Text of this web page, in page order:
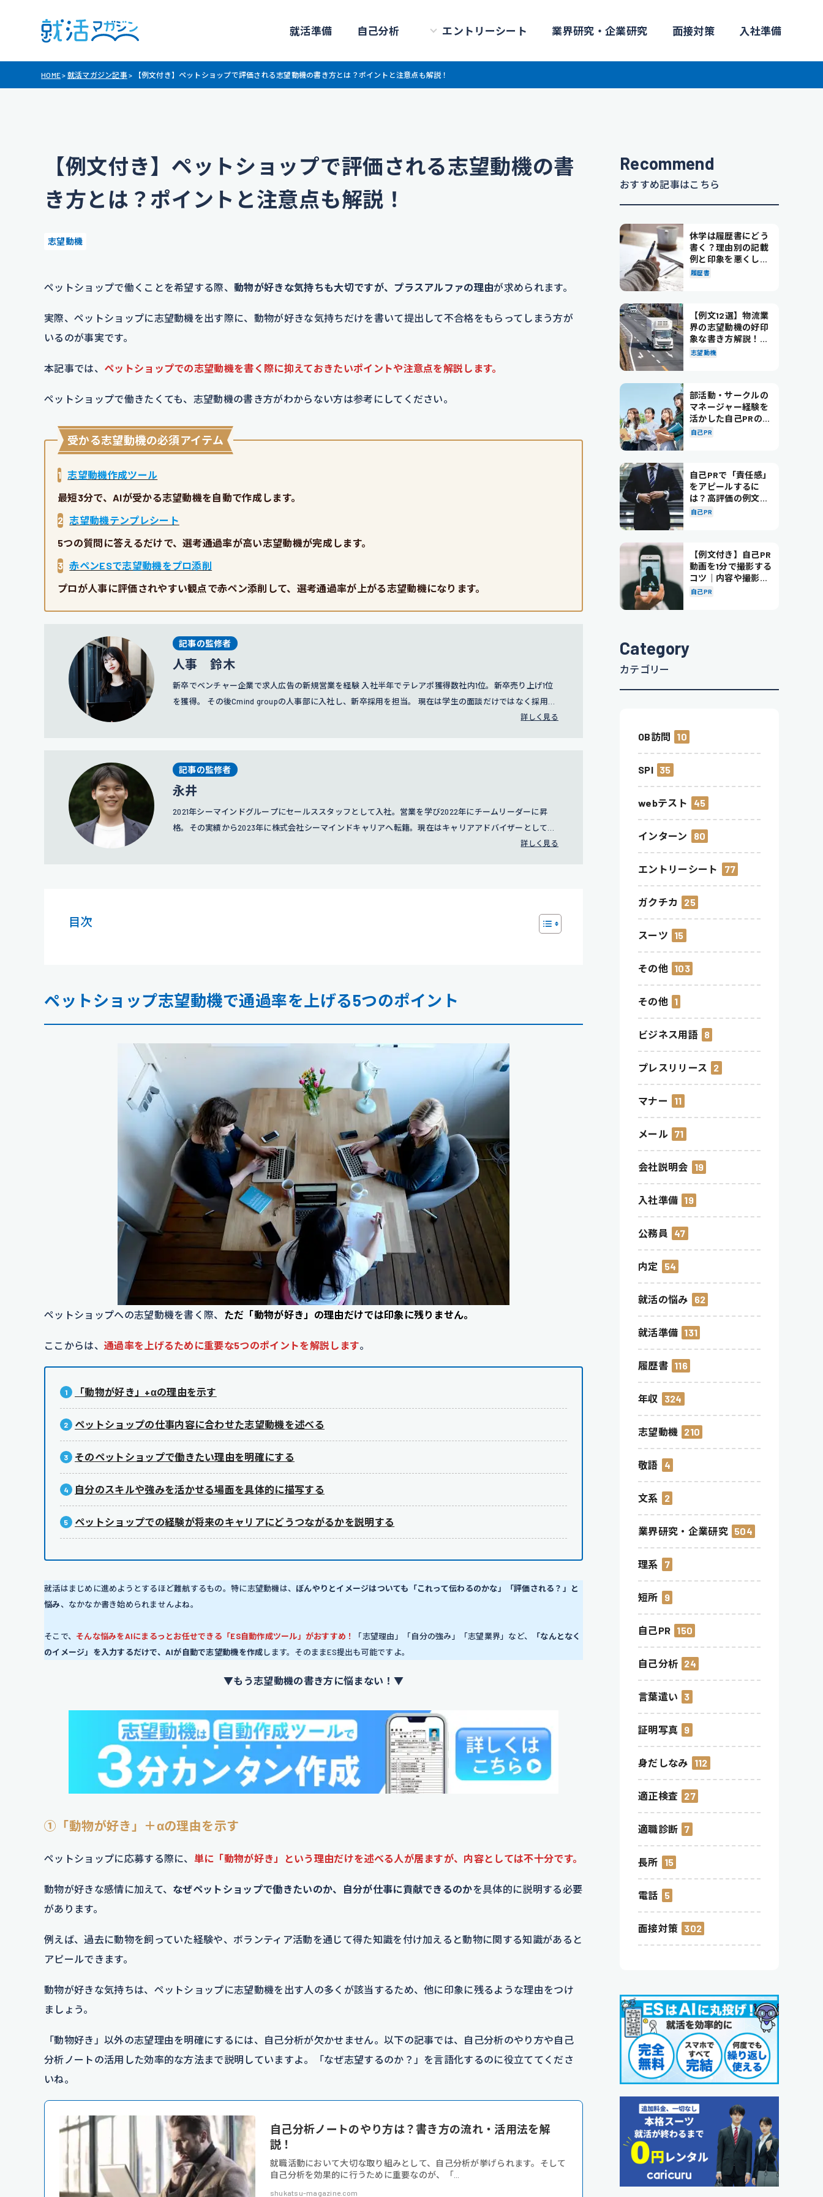
就活準備 自己分析 エントリーシート 業界研究・企業研究 面接対策 入社準備
HOME> 就活マガジン記事 > 【例文付き】ペットショップで評価される志望動機の書き方とは？ポイントと注意点も解説！
【例文付き】ペットショップで評価される志望動機の書
き方とは？ポイントと注意点も解説！
志望動機
ペットショップで働くことを希望する際、動物が好きな気持ちも大切ですが、プラスアルファの理由が求められます。
実際、ペットショップに志望動機を出す際に、動物が好きな気持ちだけを書いて提出して不合格をもらってしまう方が
いるのが事実です。
本記事では、 ペットショップでの志望動機を書く際に抑えておきたいポイントや注意点を解説します。
ペットショップで働きたくても、志望動機の書き方がわからない方は参考にしてください。
受かる志望動機の必須アイテム
1 志望動機作成ツール
最短3分で、AIが受かる志望動機を自動で作成します。
2 志望動機テンプレシート
5つの質問に答えるだけで、選考通過率が高い志望動機が完成します。
3 赤ペンESで志望動機をプロ添削
プロが人事に評価されやすい観点で赤ペン添削して、選考通過率が上がる志望動機になります。
記事の監修者
人事 鈴木
新卒でベンチャー企業で求人広告の新規営業を経験 入社半年でテレアポ獲得数社内1位。新卒売り上げ1位
を獲得。 その後Cmind groupの人事部に入社し、新卒採用を担当。 現在は学生の面談だけではなく採用戦
詳しく見る
記事の監修者
永井
2021年シーマインドグループにセールススタッフとして入社。営業を学び2022年にチームリーダーに昇
格。その実績から2023年に株式会社シーマインドキャリアへ転籍。現在はキャリアアドバイザーとして就
詳しく見る
目次
ペットショップ志望動機で通過率を上げる5つのポイント
ペットショップへの志望動機を書く際、 ただ「動物が好き」の理由だけでは印象に残りません。
ここからは、 通過率を上げるために重要な5つのポイントを解説します。
「動物が好き」+αの理由を示す
ペットショップの仕事内容に合わせた志望動機を述べる
そのペットショップで働きたい理由を明確にする
自分のスキルや強みを活かせる場面を具体的に描写する
ペットショップでの経験が将来のキャリアにどうつながるかを説明する
就活はまじめに進めようとするほど難航するもの。特に志望動機は、 ぼんやりとイメージはついても「これって伝わるのかな」「評価される？」と
悩み、なかなか書き始められませんよね。
そこで、 そんな悩みをAIにまるっとお任せできる「ES自動作成ツール」がおすすめ！ 「志望理由」「自分の強み」「志望業界」など、
「なんとなく
のイメージ」を入力するだけで、AIが自動で志望動機を作成します。そのままES提出も可能ですよ。
▼もう志望動機の書き方に悩まない！▼
①「動物が好き」＋αの理由を示す
ペットショップに応募する際に、 単に「動物が好き」という理由だけを述べる人が居ますが、内容としては不十分です。
動物が好きな感情に加えて、 なぜペットショップで働きたいのか、自分が仕事に貢献できるのかを具体的に説明する必要
があります。
例えば、過去に動物を飼っていた経験や、ボランティア活動を通じて得た知識を付け加えると動物に関する知識があると
アピールできます。
動物が好きな気持ちは、ペットショップに志望動機を出す人の多くが該当するため、他に印象に残るような理由をつけ
ましょう。
「動物好き」以外の志望理由を明確にするには、自己分析が欠かせません。以下の記事では、自己分析のやり方や自己
分析ノートの活用した効率的な方法まで説明していますよ。「なぜ志望するのか？」を言語化するのに役立ててくださ
いね。
自己分析ノートのやり方は？書き方の流れ・活用法を解
説！
就職活動において大切な取り組みとして、自己分析が挙げられます。そして
自己分析を効果的に行うために重要なのが、「...
shukatsu-magazine.com
Recommend
おすすめ記事はこちら
休学は履歴書にどう
書く？理由別の記載
例と印象を悪くしな
い書き方を解説
履歴書
【例文12選】物流業
界の志望動機の好印
象な書き方解説！パ
ターン別の例文も紹
志望動機
部活動・サークルの
マネージャー経験を
活かした自己PRの書
き方を徹底解説！
自己PR
自己PRで「責任感」
をアピールするに
は？高評価の例文も
紹介！
自己PR
【例文付き】自己PR
動画を1分で撮影する
コツ｜内容や撮影の
ポイントも解説
自己PR
Category
カテゴリー
OB訪問 10
SPI 35
webテスト 45
インターン 80
エントリーシート 77
ガクチカ 25
スーツ 15
その他 103
その他 1
ビジネス用語 8
プレスリリース 2
マナー 11
メール 71
会社説明会 19
入社準備 19
公務員 47
内定 54
就活の悩み 62
就活準備 131
履歴書 116
年収 324
志望動機 210
敬語 4
文系 2
業界研究・企業研究 504
理系 7
短所 9
自己PR 150
自己分析 24
言葉遣い 3
証明写真 9
身だしなみ 112
適正検査 27
適職診断 7
長所 15
電話 5
面接対策 302